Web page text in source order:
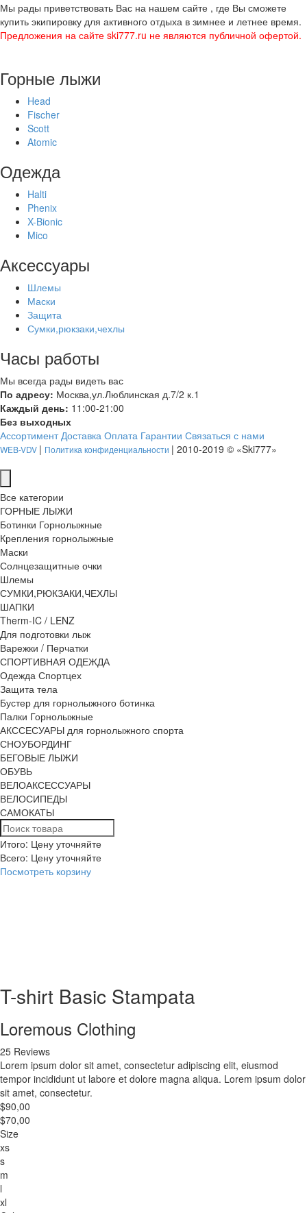
Мы рады приветствовать Вас на нашем сайте , где Вы сможете
купить экипировку для активного отдыха в зимнее и летнее время.
Предложения на сайте ski777.ru не являются публичной офертой.
Горные лыжи
Head
Fischer
Scott
Atomic
Одежда
Halti
Phenix
X-Bionic
Mico
Аксессуары
Шлемы
Маски
Защита
Сумки,рюкзаки,чехлы
Часы работы
Мы всегда рады видеть вас
По адресу: Москва,ул.Люблинская д.7/2 к.1
Каждый день: 11:00-21:00
Без выходных
Ассортимент Доставка Оплата Гарантии Связаться с нами
WEB-VDV | Политика конфиденциальности | 2010-2019 © «Ski777»
Все категории
ГОРНЫЕ ЛЫЖИ
Ботинки Горнолыжные
Крепления горнолыжные
Маски
Солнцезащитные очки
Шлемы
СУМКИ,РЮКЗАКИ,ЧЕХЛЫ
ШАПКИ
Therm-IC / LENZ
Для подготовки лыж
Варежки / Перчатки
СПОРТИВНАЯ ОДЕЖДА
Одежда Спортцех
Защита тела
Бустер для горнолыжного ботинка
Палки Горнолыжные
АКССЕСУАРЫ для горнолыжного спорта
СНОУБОРДИНГ
БЕГОВЫЕ ЛЫЖИ
ОБУВЬ
ВЕЛОАКСЕССУАРЫ
ВЕЛОСИПЕДЫ
САМОКАТЫ
Итого: Цену уточняйте
Всего: Цену уточняйте
Посмотреть корзину
T-shirt Basic Stampata
Loremous Clothing
25 Reviews
Lorem ipsum dolor sit amet, consectetur adipiscing elit, eiusmod
tempor incididunt ut labore et dolore magna aliqua. Lorem ipsum dolor
sit amet, consectetur.
$90,00
$70,00
Size
xs
s
m
l
xl